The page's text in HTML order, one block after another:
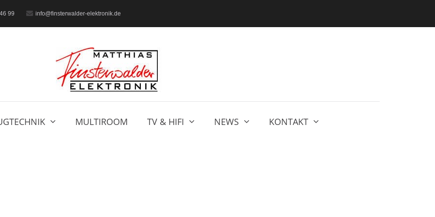
99 info@finsterwalder-elektronik.de
MULTIROOM TV & HIFI NEWS KONTAKT